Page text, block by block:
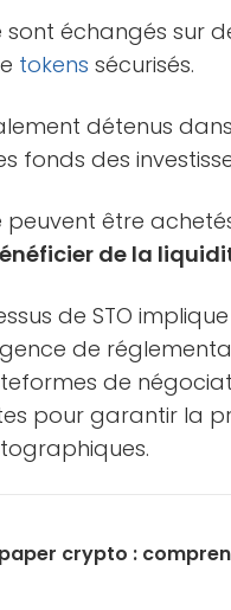
sont échangés sur
tokens sécurisés.
détenus
fonds des
peuvent être
de la
de STO
de
de
pour garantir la
crypto :